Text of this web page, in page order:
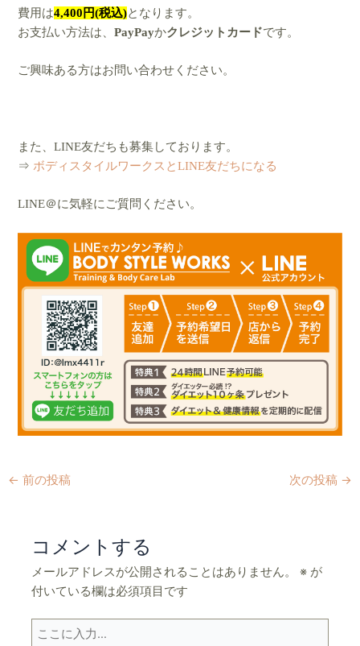
費用は4,400円(税込)となります。
お支払い方法は、PayPayかクレジットカードです。
ご興味ある方はお問い合わせください。
また、LINE友だちも募集しております。
⇒ ボディスタイルワークスとLINE友だちになる
LINE＠に気軽にご質問ください。
← 前の投稿 次の投稿 →
コメントする
メールアドレスが公開されることはありません。 ※ が
付いている欄は必須項目です
こ